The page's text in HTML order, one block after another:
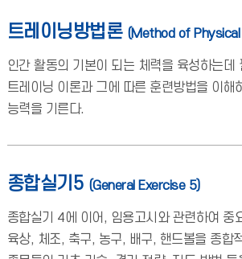
트레이닝방법론 (Method of
인간 활동의 기본이 되는 체력을 육성하는데
트레이닝 이론과 그에 따른 훈련방법을 이해
능력을 기른다.
종합실기5 (General Exercise 5)
종합실기 4에 이어, 임용고시와 관련하여 중
육상, 체조, 축구, 농구, 배구, 핸드볼을 종합